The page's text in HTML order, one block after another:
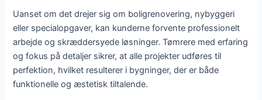
Uanset om det drejer sig om boligrenovering, nybyggeri
eller specialopgaver, kan kunderne forvente professionelt
arbejde og skræddersyede løsninger. Tømrere med erfaring
og fokus på detaljer sikrer, at alle projekter udføres til
perfektion, hvilket resulterer i bygninger, der er både
funktionelle og æstetisk tiltalende.